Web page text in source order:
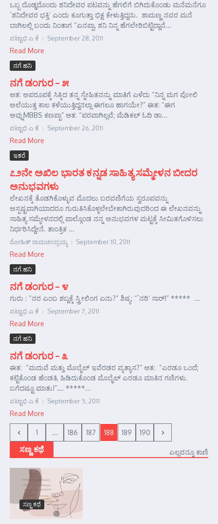
ಒಬ್ಬ ದೊಡ್ಡದೊಂದು ಶನಿದೇವರ ಪಟವನ್ನು ಹೆಗಲಿಗೆ ಬಿಗಿದುಕೊಂಡು ಮನೆಮನೆಗೂ
`ಶನಿದೇವರ ಭಕ್ತಿ’ ಎಂದು ಕೂಗುತ್ತಾ ಭಿಕ್ಷ ಕೇಳುತ್ತಿದ್ದನು. ಶಾಮಣ್ಣ ನವರ ಮನೆ
ಬಾಗಿಲಲ್ಲಿ ಬಂದು ನಿಂತಾಗ “ಏನಪ್ಪಾ, ಶನಿ ನಿನ್ನ ಹೆಗಲೇರಿಬಿಟ್ಟಿದ್ದಾನೆ...
ಪಟ್ಟಾಭಿ ಎ ಕೆ September 28, 2011
Read More
ನಗೆ ಹನಿ
ನಗೆ ಡಂಗುರ – ೫
ಆತ: ಅಪರೂಪಕ್ಕೆ ಸಿಕ್ಕಿದ ತನ್ನ ಸ್ನೇಹಿತನನ್ನು ಮಾತಿಗೆ ಎಳೆದು “ನಿನ್ನ ಮಗ ಪೋಲಿ
ಅಲೆಯುತ್ತ ಕಾಲ ಕಳೆಯುತ್ತಿದ್ದನಲ್ಲಾ ಈಗಲೂ ಹಾಗಯೇ?” ಈತ: “ಈಗ
ಅವ್ನುMBBS ಕಣಪ್ಪಾ” ಆತ: “ಪರವಾಗಿಲ್ಲವೆ; ಮೆಡಿಕಲ್ ಓದಿ ಡಾ...
ಪಟ್ಟಾಭಿ ಎ ಕೆ September 26, 2011
Read More
ಇತರೆ
೭೨ನೇ ಅಖಿಲ ಭಾರತ ಕನ್ನಡ ಸಾಹಿತ್ಯ ಸಮ್ಮೇಳನ ಬೀದರ
ಅನುಭವಗಳು
ಲೇಖನಕ್ಕೆ ತೊಡಗಿಕೊಳ್ಳುವ ಮೊದಲು ಬರವಣಿಗೆಯ ಸ್ವರೂಪವನ್ನು
ಅಸ್ಪಷ್ಟವಾಗಿಯಾದರೂ ಗುರುತಿಸಿಕೊಳ್ಳಲೇಬೇಕಾಗಿರುವುದರಿಂದ ಈ ಲೇಖನವನ್ನು
ಸಾಹಿತ್ಯ ಸಮ್ಮೇಳನದಲ್ಲಿ ಪಾಲ್ಗೊಂಡ ನನ್ನ ಅನುಭವಗಳ ಮಟ್ಟಕ್ಕೆ ಸೀಮಿತಗೊಳಿಸಲು
ನಿರ್ಧರಿಸಿದ್ದೇನೆ. ತಾಂತ್ರಿಕ ...
ರೋಹಿತ್ ರಾಮಚಂದ್ರಯ್ಯ September 10, 2011
Read More
ನಗೆ ಹನಿ
ನಗೆ ಡಂಗುರ – ೪
ಗುರು : “ನರ ಎಂಬ ಶಬ್ದಕ್ಕೆ ಸ್ತ್ರೀಲಿಂಗ ಏನು?” ಶಿಷ್ಯ: “`ನರಿ’ ಸಾರ್‍!” ***** ...
ಪಟ್ಟಾಭಿ ಎ ಕೆ September 7, 2011
Read More
ನಗೆ ಹನಿ
ನಗೆ ಡಂಗುರ – ೩
ಈತ: “ಮದುವೆ ಮತ್ತು ಮೊಬೈಲ್ ಇವೆರಡರ ವ್ಯತ್ಯಾಸ?” ಆತ: “ಎರಡೂ ಒಂದೆ;
ಕಟ್ಟಿಕೊಂಡ ಹೆಂಡತಿ, ಹಿಡಿದುಕೊಂಡ ಮೊಬೈಲ್ ಎರಡೂ ಮಾತಿನ ಗಣಿಗಳು.
ಬಗೆದಷ್ಟೂ ಮಾತು!”…. *****...
ಪಟ್ಟಾಭಿ ಎ ಕೆ September 5, 2011
Read More
1 ... 186 187 188 189 190
ಸಣ್ಣ ಕಥೆ ಎಲ್ಲವನ್ನೂ ಕಾಣಿ
ಸಣ್ಣ ಕಥೆ